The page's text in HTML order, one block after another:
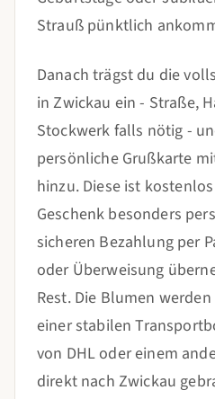
Strauß pünktlich
Danach trägst du die
in Zwickau ein - Straße,
Stockwerk falls nötig -
persönliche Grußkarte
hinzu. Diese ist
Geschenk besonders
sicheren Bezahlung per
oder Überweisung
Rest. Die Blumen
einer stabilen
von DHL oder einem
direkt nach Zwickau